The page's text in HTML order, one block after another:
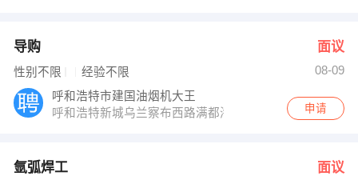
导购 面议
性别不限 经验不限
08-09
呼和浩特市建国油烟机大王
呼和浩特新城乌兰察布西路满都海公园北内蒙医院十字路
申请
氩弧焊工 面议